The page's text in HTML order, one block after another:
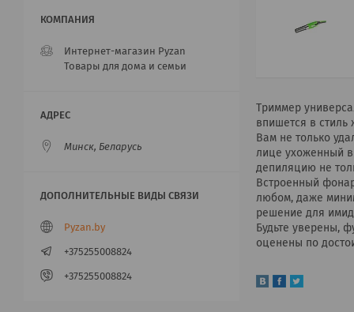
Триммер
впишется в
Вам не только
лице ухоженный
депиляцию не
Встроенный
любом, даже
решение для
Будьте уверены,
оценены по
Интернет-магазин Pyzan
Товары для дома и семьи
Минск, Беларусь
Pyzan.by
+375255008824
+375255008824